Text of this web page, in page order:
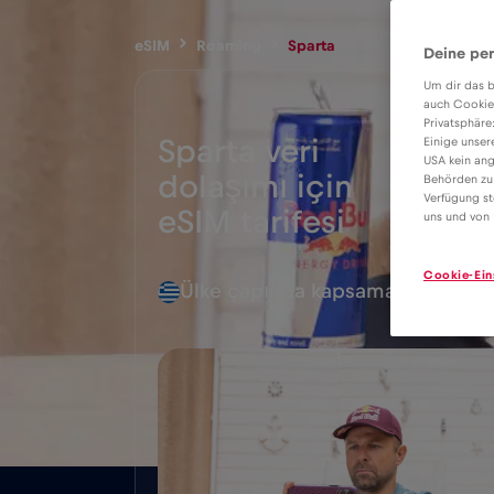
eSIM Roaming Sparta
Sparta veri
dolaşımı için
eSIM tarifesi
2€/
Ülke çapında kapsama
Deine
Um dir das
auch
Einige
USA kein
Behörden
Verfügung
uns und von
Cookie-